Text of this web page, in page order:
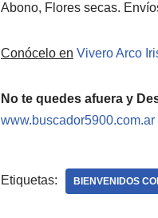
Abono, Flores secas.
Conócelo en Vivero Arco
No te quedes afuera y
www.buscador5900.com.ar
Etiquetas: BIENVENIDOS